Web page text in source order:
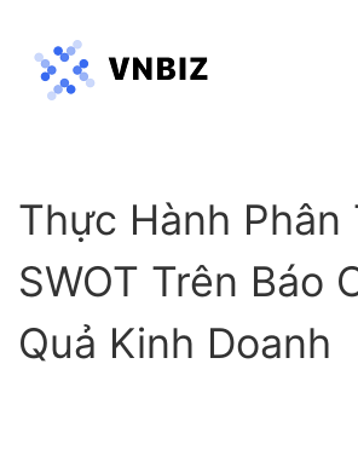
Thực Hành Phân
SWOT Trên Báo
Quả Kinh Doanh